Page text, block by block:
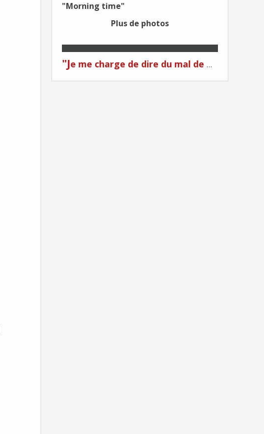
"Morning time"
Plus de photos
"Je me charge de dire du mal de moi... Quand on me critique... C'est du plagiat ! "